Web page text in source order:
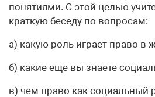
понятиями. С этой целью
краткую беседу по вопросам:
а) какую роль играет право в
б) какие еще вы знаете
в) чем право как социальный